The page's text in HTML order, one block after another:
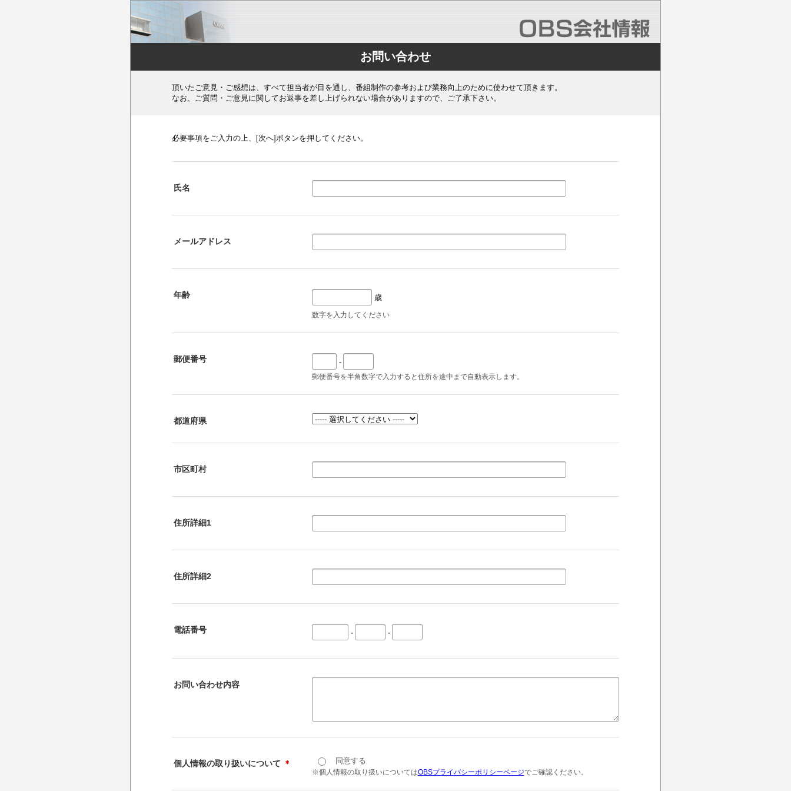
お問い合わせ
頂いたご意見・ご感想は、すべて担当者が目を通し、番組制作の参考および業務向上のために使わせて頂きます。
なお、ご質問・ご意見に関してお返事を差し上げられない場合がありますので、ご了承下さい。
必要事項をご入力の上、[次へ]ボタンを押してください。
氏名
メールアドレス
年齢 歳
数字を入力してください
郵便番号 -
郵便番号を半角数字で入力すると住所を途中まで自動表示します。
都道府県
市区町村
住所詳細1
住所詳細2
電話番号 - -
お問い合わせ内容
個人情報の取り扱いについて ＊ 同意する
※個人情報の取り扱いについてはOBSプライバシーポリシーページでご確認ください。